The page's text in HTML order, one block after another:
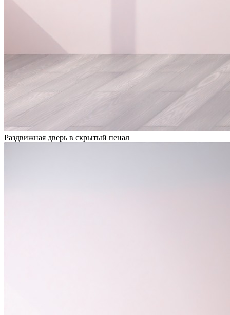
Раздвижная дверь в скрытый пенал